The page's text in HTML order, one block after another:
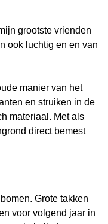
grootste vrienden
ook luchtig en en van
manier van het
en struiken in de
materiaal. Met als
direct bemest
Grote takken
voor volgend jaar in